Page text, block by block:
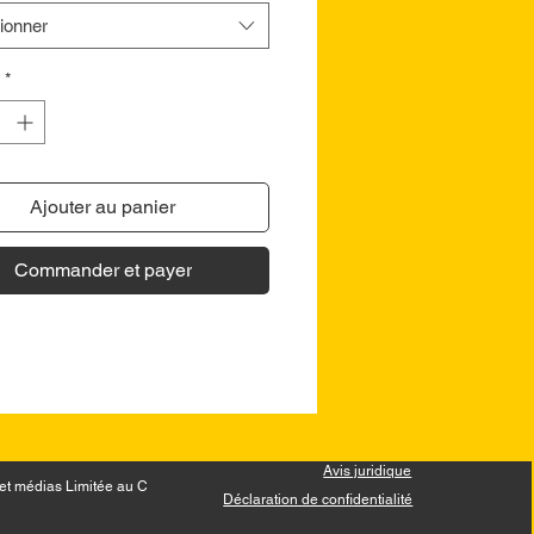
*
Ajouter au panier
Commander et payer
médias Limitée au Canada.
Avis juridique
Déclaration de confidentialité